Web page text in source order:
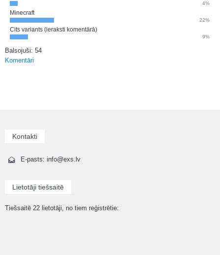
4%
Minecraft
22%
Cits variants (ieraksti komentārā)
9%
Balsojuši: 54
Komentāri
Kontakti
E-pasts: info@exs.lv
Lietotāji tiešsaitē
Tiešsaitē 22 lietotāji, no tiem reģistrētie: